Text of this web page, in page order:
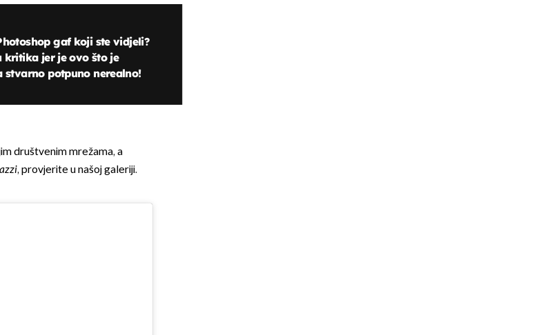
gaf koji ste vidjeli?
kritika jer je ovo što je
stvarno potpuno nerealno!
društvenim mrežama, a
, provjerite u našoj galeriji.